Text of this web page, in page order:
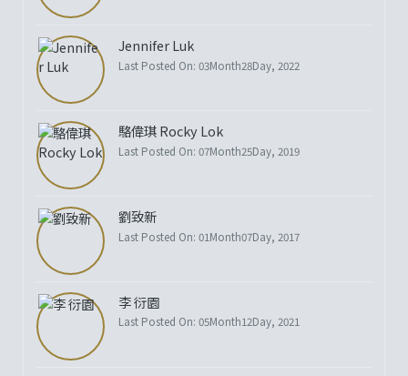
Jennifer Luk
Last Posted On: 03Month28Day, 2022
駱偉琪 Rocky Lok
Last Posted On: 07Month25Day, 2019
劉致新
Last Posted On: 01Month07Day, 2017
李 衍園
Last Posted On: 05Month12Day, 2021